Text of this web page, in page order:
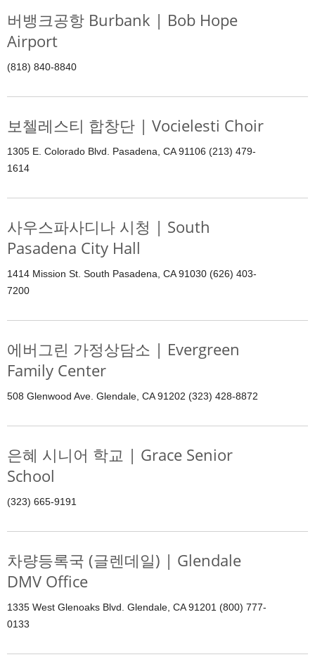
버뱅크공항 Burbank | Bob Hope
Airport
(818) 840-8840
보첼레스티 합창단 | Vocielesti Choir
1305 E. Colorado Blvd. Pasadena, CA 91106 (213) 479-
1614
사우스파사디나 시청 | South
Pasadena City Hall
1414 Mission St. South Pasadena, CA 91030 (626) 403-
7200
에버그린 가정상담소 | Evergreen
Family Center
508 Glenwood Ave. Glendale, CA 91202 (323) 428-8872
은혜 시니어 학교 | Grace Senior
School
(323) 665-9191
차량등록국 (글렌데일) | Glendale
DMV Office
1335 West Glenoaks Blvd. Glendale, CA 91201 (800) 777-
0133